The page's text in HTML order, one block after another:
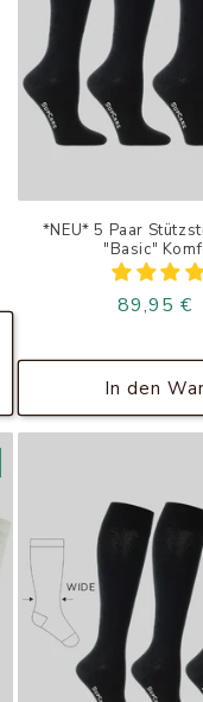
*NEU* 5 Paar
"Basic"
89,95 €
In den